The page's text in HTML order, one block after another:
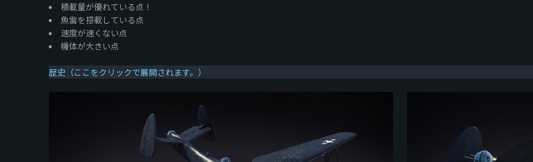
積載量が優れている点！
魚雷を搭載している点
速度が速くない点
機体が大きい点
歴史（ここをクリックで展開されます。）